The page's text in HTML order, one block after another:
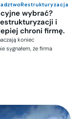
Restrukturyzacja
wybrać?
i
chroni firmę.
koniec
sygnałem, że firma